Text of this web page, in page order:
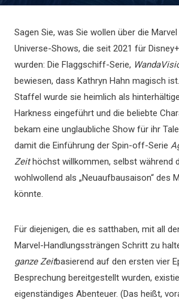
Sagen Sie, was Sie wollen über die
Universe-Shows, die seit 2021 für
wurden: Die Flaggschiff-Serie,
bewiesen, dass Kathryn Hahn magisch
Staffel wurde sie heimlich als
Harkness eingeführt und die beliebte
bekam eine unglaubliche Show für ihr
damit die Einführung der Spin-off-Serie
Zeithöchst willkommen, selbst während
wohlwollend als „Neuaufbausaison“ des
könnte.
Für diejenigen, die es satthaben, mit all
Marvel-Handlungssträngen Schritt zu
ganze Zeitbasierend auf den ersten vier
Besprechung bereitgestellt wurden,
eigenständiges Abenteuer. (Das heißt,